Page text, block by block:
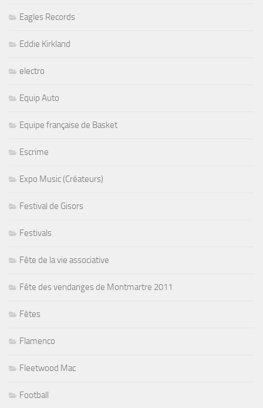
Eagles Records
Eddie Kirkland
electro
Equip Auto
Equipe française de Basket
Escrime
Expo Music (Créateurs)
Festival de Gisors
Festivals
Fête de la vie associative
Fête des vendanges de Montmartre 2011
Fêtes
Flamenco
Fleetwood Mac
Football